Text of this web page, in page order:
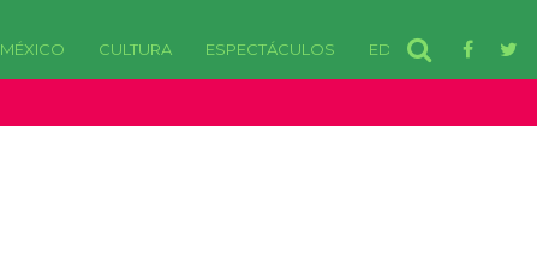
MÉXICO CULTURA ESPECTÁCULOS EDOMEX